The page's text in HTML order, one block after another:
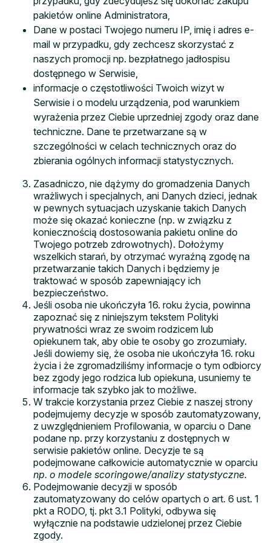
pakietów online Administratora,
Dane w postaci Twojego numeru IP, imię i adres e-
mail w przypadku, gdy zechcesz skorzystać z
naszych promocji np. bezpłatnego jadłospisu
dostępnego w Serwisie,
informacje o częstotliwości Twoich wizyt w
Serwisie i o modelu urządzenia, pod warunkiem
wyrażenia przez Ciebie uprzedniej zgody oraz dane
techniczne. Dane te przetwarzane są w
szczególności w celach technicznych oraz do
zbierania ogólnych informacji statystycznych.
Zasadniczo, nie dążymy do gromadzenia Danych
wrażliwych i specjalnych, ani Danych dzieci, jednak
w pewnych sytuacjach uzyskanie takich Danych
może się okazać konieczne (np. w związku z
koniecznością dostosowania pakietu online do
Twojego potrzeb zdrowotnych). Dołożymy
wszelkich starań, by otrzymać wyraźną zgodę na
przetwarzanie takich Danych i będziemy je
traktować w sposób zapewniający ich
bezpieczeństwo.
Jeśli osoba nie ukończyła 16. roku życia, powinna
zapoznać się z niniejszym tekstem Polityki
prywatności wraz ze swoim rodzicem lub
opiekunem tak, aby obie te osoby go zrozumiały.
Jeśli dowiemy się, że osoba nie ukończyła 16. roku
życia i że zgromadziliśmy informacje o tym odbiorcy
bez zgody jego rodzica lub opiekuna, usuniemy te
informacje tak szybko jak to możliwe.
W trakcie korzystania przez Ciebie z naszej strony
podejmujemy decyzje w sposób zautomatyzowany,
z uwzględnieniem Profilowania, w oparciu o Dane
podane np. przy korzystaniu z dostępnych w
serwisie pakietów online. Decyzje te są
podejmowane całkowicie automatycznie w oparciu
np. o modele scoringowe/analizy statystyczne.
Podejmowanie decyzji w sposób
zautomatyzowany do celów opartych o art. 6 ust. 1
pkt a RODO, tj. pkt 3.1 Polityki, odbywa się
wyłącznie na podstawie udzielonej przez Ciebie
zgody.